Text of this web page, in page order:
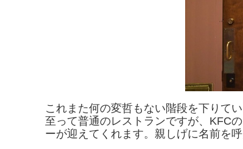
これまた何の変哲もない階段を下りて
至って普通のレストランですが、KFC
ーが迎えてくれます。親しげに名前を